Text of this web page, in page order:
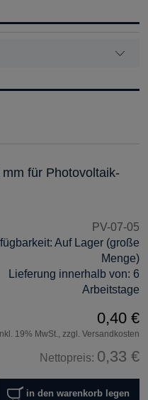
für Photovoltaik-
PV-07-05
Auf Lager (große
Menge)
Lieferung innerhalb von: 6
Arbeitstage
0,40 €
19% MwSt., zzgl. Versandkosten
Nettopreis: 0,33 €
in den warenkorb legen